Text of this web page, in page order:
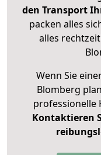
den Transport
packen alles
alles
Wenn Sie
Blomberg
professionelle
Kontaktieren